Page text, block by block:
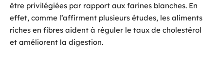
être privilégiées par rapport aux farines blanches. En
effet, comme l’affirment plusieurs études, les aliments
riches en fibres aident à réguler le taux de cholestérol
et améliorent la digestion.